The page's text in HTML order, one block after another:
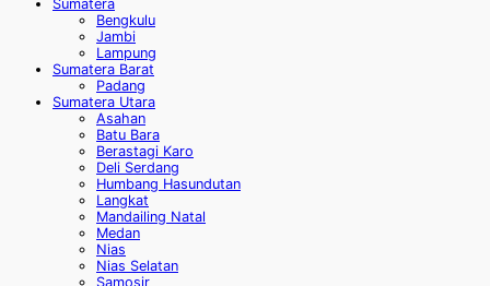
Sumatera
Bengkulu
Jambi
Lampung
Sumatera Barat
Padang
Sumatera Utara
Asahan
Batu Bara
Berastagi Karo
Deli Serdang
Humbang Hasundutan
Langkat
Mandailing Natal
Medan
Nias
Nias Selatan
Samosir